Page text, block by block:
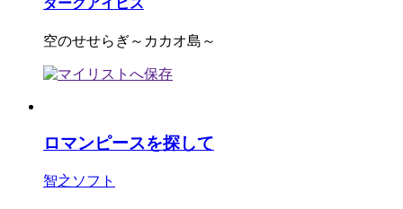
空のせせらぎ～カカオ島～
ロマンピースを探して
智之ソフト